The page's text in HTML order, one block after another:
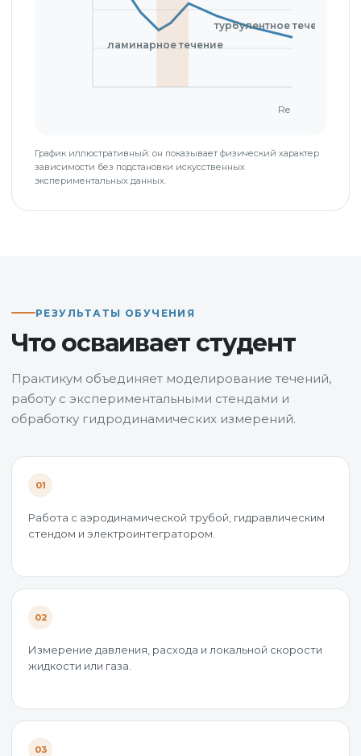
График иллюстративный: он показывает физический характер
зависимости без подстановки искусственных
экспериментальных данных.
РЕЗУЛЬТАТЫ ОБУЧЕНИЯ
Что осваивает студент
Практикум объединяет моделирование течений,
работу с экспериментальными стендами и
обработку гидродинамических измерений.
01
Работа с аэродинамической трубой, гидравлическим
стендом и электроинтегратором.
02
Измерение давления, расхода и локальной скорости
жидкости или газа.
03